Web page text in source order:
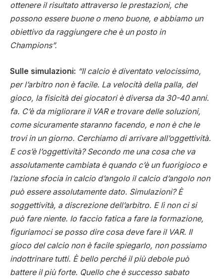
ottenere il risultato attraverso le prestazioni, che
possono essere buone o meno buone, e abbiamo un
obiettivo da raggiungere che è un posto in
Champions”.
Sulle simulazioni: “Il calcio è diventato velocissimo,
per l’arbitro non è facile. La velocità della palla, del
gioco, la fisicità dei giocatori è diversa da 30-40 anni.
fa. C’è da migliorare il VAR e trovare delle soluzioni,
come sicuramente staranno facendo, e non è che le
trovi in un giorno. Cerchiamo di arrivare all’oggettività.
E cos’è l’oggettività? Secondo me una cosa che va
assolutamente cambiata è quando c’è un fuorigioco e
l’azione sfocia in calcio d’angolo il calcio d’angolo non
può essere assolutamente dato. Simulazioni? È
soggettività, a discrezione dell’arbitro. E lì non ci si
può fare niente. Io faccio fatica a fare la formazione,
figuriamoci se posso dire cosa deve fare il VAR. Il
gioco del calcio non è facile spiegarlo, non possiamo
indottrinare tutti. È bello perché il più debole può
battere il più forte. Quello che è successo sabato